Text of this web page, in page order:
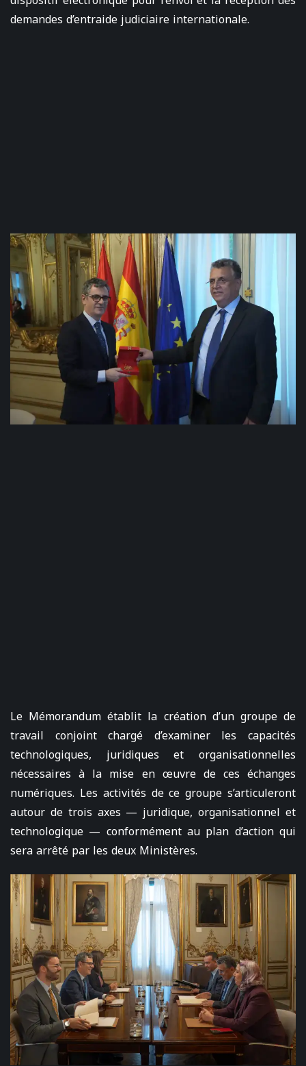
demandes d’entraide judiciaire internationale.
Le Mémorandum établit la création d’un groupe de
travail conjoint chargé d’examiner les capacités
technologiques, juridiques et organisationnelles
nécessaires à la mise en œuvre de ces échanges
numériques. Les activités de ce groupe s’articuleront
autour de trois axes — juridique, organisationnel et
technologique — conformément au plan d’action qui
sera arrêté par les deux Ministères.